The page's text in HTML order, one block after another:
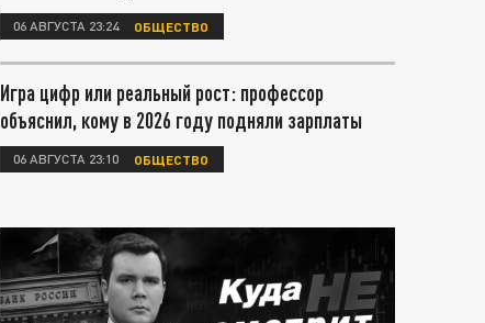
06 АВГУСТА 23:24 ОБЩЕСТВО
Игра цифр или реальный рост: профессор
объяснил, кому в 2026 году подняли зарплаты
06 АВГУСТА 23:10 ОБЩЕСТВО